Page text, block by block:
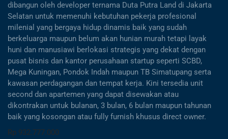
dibangun oleh developer ternama Duta Putra Land di Jakarta
Selatan untuk memenuhi kebutuhan pekerja profesional
milenial yang bergaya hidup dinamis baik yang sudah
berkeluarga maupun belum akan hunian murah tetapi layak
huni dan manusiawi berlokasi strategis yang dekat dengan
pusat bisnis dan kantor perusahaan startup seperti SCBD,
Mega Kuningan, Pondok Indah maupun TB Simatupang serta
kawasan perdagangan dan tempat kerja. Kini tersedia unit
second dan apartemen yang dapat disewakan atau
dikontrakan untuk bulanan, 3 bulan, 6 bulan maupun tahunan
baik yang kosongan atau fully furnish khusus direct owner.
Rp 932.777.000